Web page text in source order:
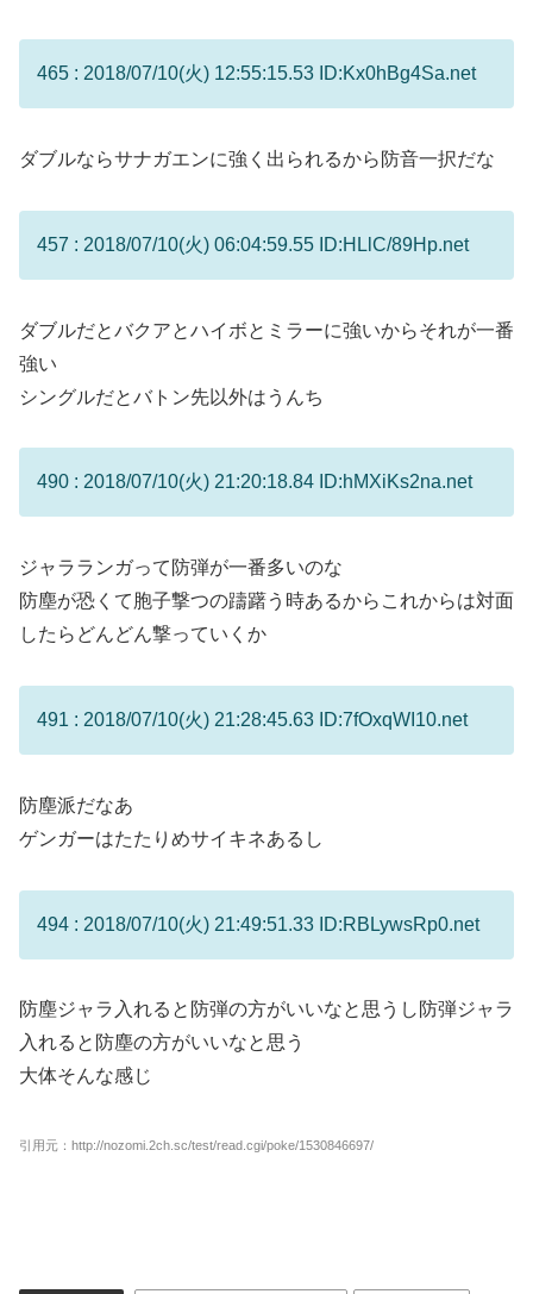
465 : 2018/07/10(火) 12:55:15.53 ID:Kx0hBg4Sa.net
ダブルならサナガエンに強く出られるから防音一択だな
457 : 2018/07/10(火) 06:04:59.55 ID:HLlC/89Hp.net
ダブルだとバクアとハイボとミラーに強いからそれが一番
強い
シングルだとバトン先以外はうんち
490 : 2018/07/10(火) 21:20:18.84 ID:hMXiKs2na.net
ジャラランガって防弾が一番多いのな
防塵が恐くて胞子撃つの躊躇う時あるからこれからは対面
したらどんどん撃っていくか
491 : 2018/07/10(火) 21:28:45.63 ID:7fOxqWI10.net
防塵派だなあ
ゲンガーはたたりめサイキネあるし
494 : 2018/07/10(火) 21:49:51.33 ID:RBLywsRp0.net
防塵ジャラ入れると防弾の方がいいなと思うし防弾ジャラ
入れると防塵の方がいいなと思う
大体そんな感じ
引用元：http://nozomi.2ch.sc/test/read.cgi/poke/1530846697/